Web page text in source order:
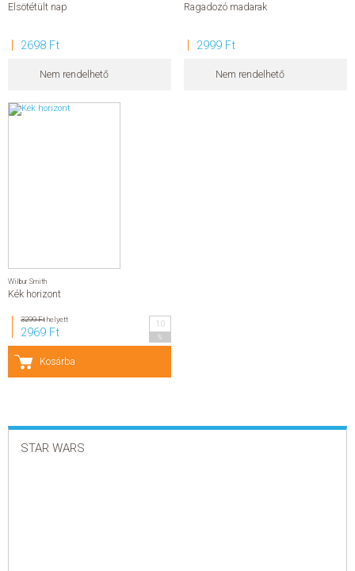
Elsötétült nap
2698 Ft
Nem rendelhető
Ragadozó madarak
2999 Ft
Nem rendelhető
Wilbur Smith
Kék horizont
3299 Fthelyett
2969 Ft
10
Kosárba
STAR WARS